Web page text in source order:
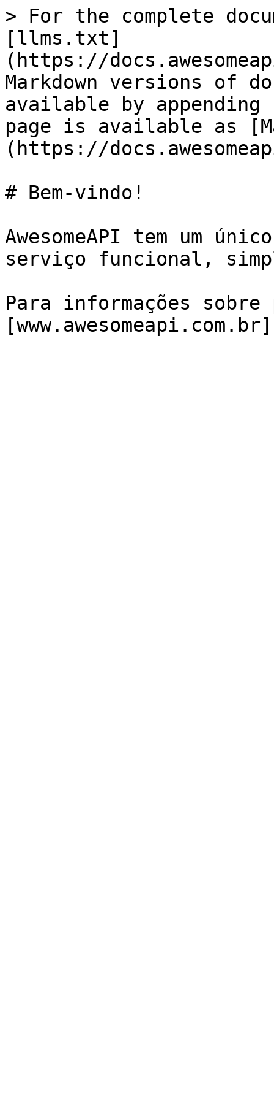
> For the complete
[llms.txt]
(https://
Markdown versions of
available by
page is available as
(https://
# Bem-vindo!
AwesomeAPI tem um
serviço funcional,
Para informações